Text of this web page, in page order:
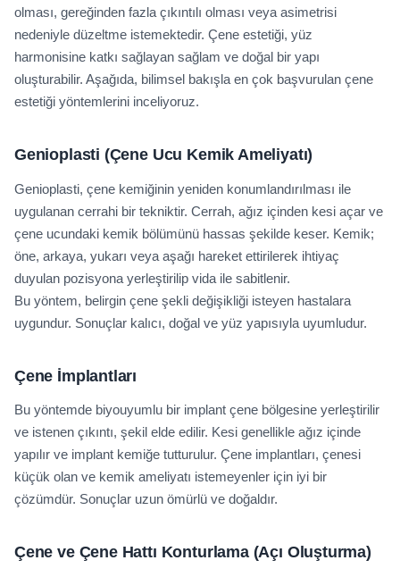
olması, gereğinden fazla çıkıntılı olması veya asimetrisi
nedeniyle düzeltme istemektedir. Çene estetiği, yüz
harmonisine katkı sağlayan sağlam ve doğal bir yapı
oluşturabilir. Aşağıda, bilimsel bakışla en çok başvurulan çene
estetiği yöntemlerini inceliyoruz.
Genioplasti (Çene Ucu Kemik Ameliyatı)
Genioplasti, çene kemiğinin yeniden konumlandırılması ile
uygulanan cerrahi bir tekniktir. Cerrah, ağız içinden kesi açar ve
çene ucundaki kemik bölümünü hassas şekilde keser. Kemik;
öne, arkaya, yukarı veya aşağı hareket ettirilerek ihtiyaç
duyulan pozisyona yerleştirilip vida ile sabitlenir.
Bu yöntem, belirgin çene şekli değişikliği isteyen hastalara
uygundur. Sonuçlar kalıcı, doğal ve yüz yapısıyla uyumludur.
Çene İmplantları
Bu yöntemde biyouyumlu bir implant çene bölgesine yerleştirilir
ve istenen çıkıntı, şekil elde edilir. Kesi genellikle ağız içinde
yapılır ve implant kemiğe tutturulur. Çene implantları, çenesi
küçük olan ve kemik ameliyatı istemeyenler için iyi bir
çözümdür. Sonuçlar uzun ömürlü ve doğaldır.
Çene ve Çene Hattı Konturlama (Açı Oluşturma)